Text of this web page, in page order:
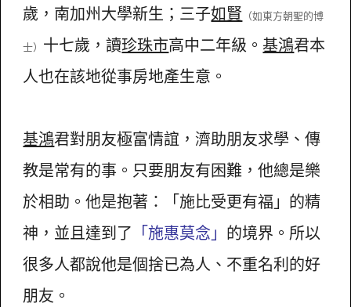
歲，南加州大學新生；三子如賢 （如東方朝聖的博
士） 十七歲，讀珍珠市高中二年級。 基鴻君本
人也在該地從事房地產生意。
基鴻君對朋友極富情誼，濟助朋友求學、傳
教是常有的事。只要朋友有困難，他總是樂
於相助。他是抱著：「施比受更有福」的精
神，並且達到了 「施惠莫念」 的境界。所以
很多人都說他是個捨已為人、不重名利的好
朋友。